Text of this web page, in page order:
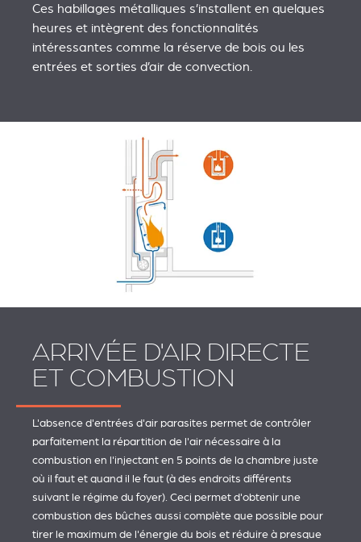
Ces habillages métalliques s’installent en quelques
heures et intègrent des fonctionnalités
intéressantes comme la réserve de bois ou les
entrées et sorties d’air de convection.
ARRIVÉE D'AIR DIRECTE
ET COMBUSTION
L'absence d'entrées d'air parasites permet de contrôler
parfaitement la répartition de l'air nécessaire à la
combustion en l'injectant en 5 points de la chambre juste
où il faut et quand il le faut (à des endroits différents
suivant le régime du foyer). Ceci permet d'obtenir une
combustion des bûches aussi complète que possible pour
tirer le maximum de l'énergie du bois et réduire à presque